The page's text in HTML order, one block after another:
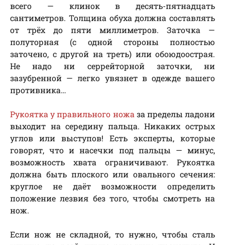
всего — клинок в десять-пятнадцать
сантиметров. Толщина обуха должна составлять
от трёх до пяти миллиметров. Заточка —
полуторная (с одной стороны полностью
заточено, с другой на треть) или обоюдоострая.
Не надо ни серрейторной заточки, ни
зазубренной — легко увязнет в одежде вашего
противника…
Рукоятка у правильного ножа за пределы ладони
выходит на середину пальца. Никаких острых
углов или выступов! Есть эксперты, которые
говорят, что и насечки под пальцы — минус,
возможность хвата ограничивают. Рукоятка
должна быть плоского или овального сечения:
круглое не даёт возможности определить
положение лезвия без того, чтобы смотреть на
нож.
Если нож не складной, то нужно, чтобы сталь